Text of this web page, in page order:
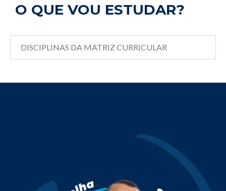
O QUE VOU ESTUDAR?
DISCIPLINAS DA MATRIZ CURRICULAR